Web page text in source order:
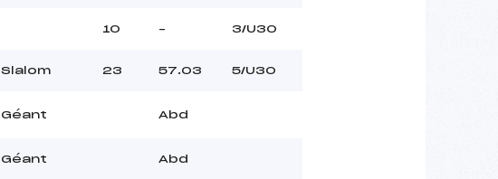
10 – 3/U30
Slalom 23 57.03 5/U30
Géant Abd
Géant Abd